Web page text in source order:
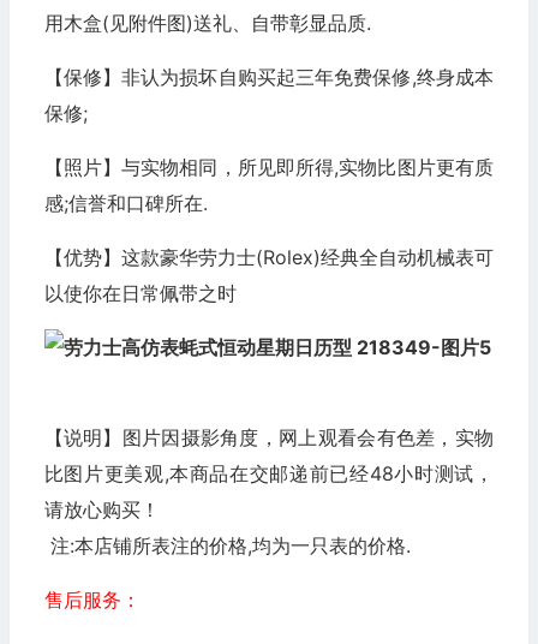
用木盒(见附件图)送礼、自带彰显品质.
【保修】非认为损坏自购买起三年免费保修,终身成本
保修;
【照片】与实物相同，所见即所得,实物比图片更有质
感;信誉和口碑所在.
【优势】这款豪华劳力士(Rolex)经典全自动机械表可
以使你在日常佩带之时
【说明】图片因摄影角度，网上观看会有色差，实物
比图片更美观,本商品在交邮递前已经48小时测试，
请放心购买！
注:本店铺所表注的价格,均为一只表的价格.
售后服务：